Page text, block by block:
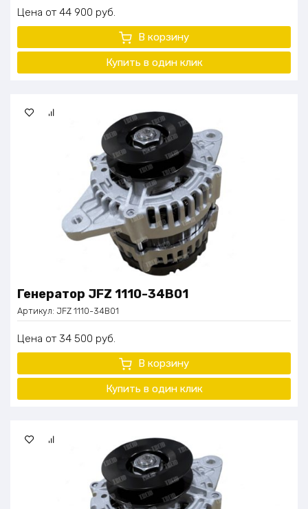
Цена 44 900 руб.
В корзину
Купить в один клик
Генератор JFZ 1110-34B01
Артикул: JFZ 1110-34B01
Цена 34 500 руб.
В корзину
Купить в один клик